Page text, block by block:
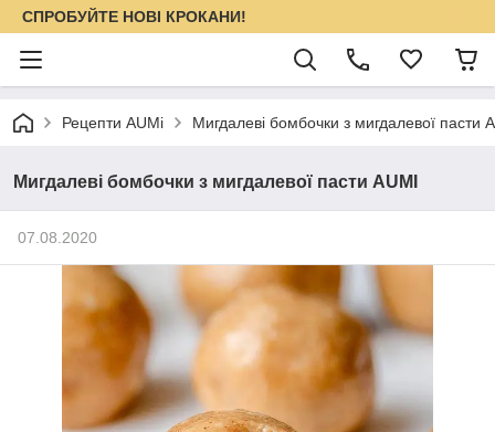
СПРОБУЙТЕ НОВІ КРОКАНИ!
Рецепти AUMi Мигдалеві бомбочки з мигдалевої пасти
Мигдалеві бомбочки з мигдалевої пасти AUMI
07.08.2020